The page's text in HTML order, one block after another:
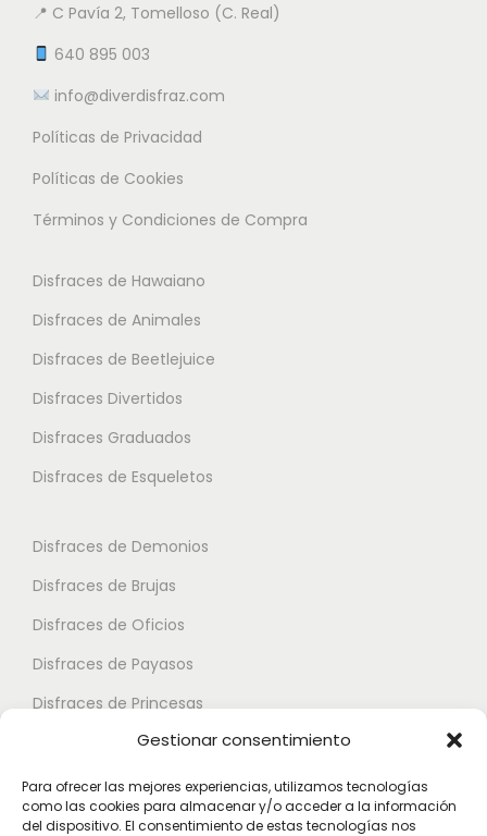
Gestionar consentimiento
Para ofrecer las mejores experiencias, utilizamos tecnologías
como las cookies para almacenar y/o acceder a la información
del dispositivo. El consentimiento de estas tecnologías nos
📍 C Pavía 2, Tomelloso (C. Real)
640 895 003
info@diverdisfraz.com
Políticas de Privacidad
Políticas de Cookies
Términos y Condiciones de Compra
Disfraces de Hawaiano
Disfraces de Animales
Disfraces de Beetlejuice
Disfraces Divertidos
Disfraces Graduados
Disfraces de Esqueletos
Disfraces de Demonios
Disfraces de Brujas
Disfraces de Oficios
Disfraces de Payasos
Disfraces de Princesas
Disfraces de Superhéroes
Disfraces de Zombies